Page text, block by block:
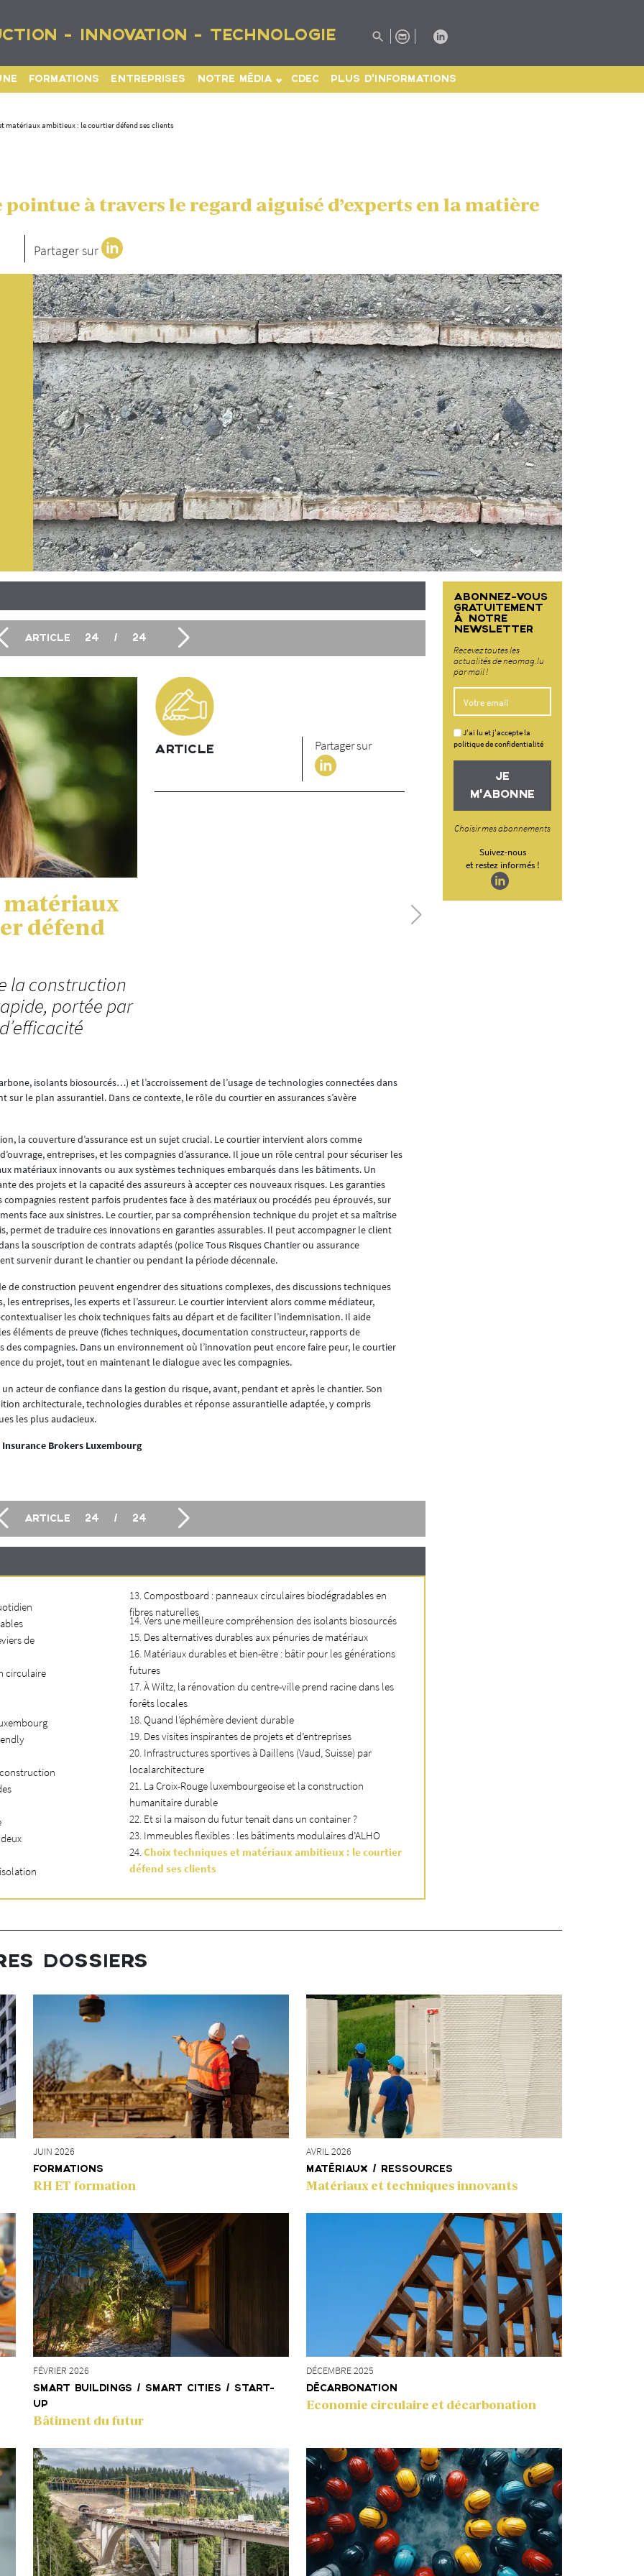
- INNOVATION - TECHNOLOGIE
FORMATIONS ENTREPRISES NOTRE MÉDIA CDEC PLUS D'INFORMATIONS
matériaux ambitieux : le courtier défend ses clients
à travers le regard aiguisé d’experts en la matière
Partager sur
ARTICLE 24 / 24
matériaux
défend
la construction
portée par
ARTICLE Partager sur
isolants biosourcés…) et l’accroissement de l’usage de technologies connectées dans
le plan assurantiel. Dans ce contexte, le rôle du courtier en assurances s’avère
la couverture d’assurance est un sujet crucial. Le courtier intervient alors comme
entreprises, et les compagnies d’assurance. Il joue un rôle central pour sécuriser les
matériaux innovants ou aux systèmes techniques embarqués dans les bâtiments. Un
des projets et la capacité des assureurs à accepter ces nouveaux risques. Les garanties
restent parfois prudentes face à des matériaux ou procédés peu éprouvés, sur
face aux sinistres. Le courtier, par sa compréhension technique du projet et sa maîtrise
permet de traduire ces innovations en garanties assurables. Il peut accompagner le client
la souscription de contrats adaptés (police Tous Risques Chantier ou assurance
survenir durant le chantier ou pendant la période décennale.
de construction peuvent engendrer des situations complexes, des discussions techniques
les entreprises, les experts et l’assureur. Le courtier intervient alors comme médiateur,
les choix techniques faits au départ et de faciliter l’indemnisation. Il aide
éléments de preuve (fiches techniques, documentation constructeur, rapports de
compagnies. Dans un environnement où l’innovation peut encore faire peur, le courtier
du projet, tout en maintenant le dialogue avec les compagnies.
acteur de confiance dans la gestion du risque, avant, pendant et après le chantier. Son
architecturale, technologies durables et réponse assurantielle adaptée, y compris
les plus audacieux.
Insurance Brokers Luxembourg
ARTICLE 24 / 24
de
circulaire
Compostboard : panneaux circulaires biodégradables en
fibres naturelles
Vers une meilleure compréhension des isolants biosourcés
Des alternatives durables aux pénuries de matériaux
Matériaux durables et bien-être : bâtir pour les générations
futures
À Wiltz, la rénovation du centre-ville prend racine dans les
forêts locales
Quand l’éphémère devient durable
Des visites inspirantes de projets et d’entreprises
Infrastructures sportives à Daillens (Vaud, Suisse) par
localarchitecture
La Croix-Rouge luxembourgeoise et la construction
humanitaire durable
Et si la maison du futur tenait dans un container ?
Immeubles flexibles : les bâtiments modulaires d’ALHO
Choix techniques et matériaux ambitieux : le courtier
défend ses clients
ABONNEZ-VOUS
GRATUITEMENT
À NOTRE
NEWSLETTER
Recevez toutes les
actualités de neomag.lu
par mail !
J'ai lu et j'accepte la
politique de confidentialité
JE
M'ABONNE
Choisir mes abonnements
Suivez-nous
et restez informés !
DOSSIERS
JUIN 2026
FORMATIONS
RH ET formation
AVRIL 2026
MATÉRIAUX / RESSOURCES
Matériaux et techniques innovants
FÉVRIER 2026
SMART BUILDINGS / SMART CITIES / START-
UP
Bâtiment du futur
DÉCEMBRE 2025
DÉCARBONATION
Economie circulaire et décarbonation